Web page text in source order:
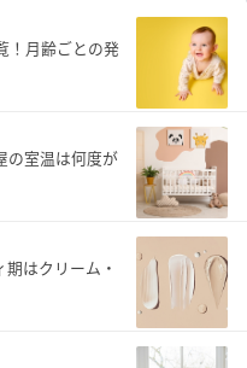
！月齢ごとの発
の室温は何度が
はクリーム・